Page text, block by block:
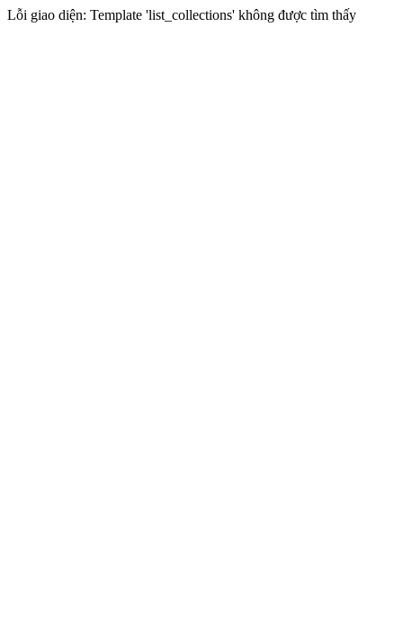
Lỗi giao diện: Template 'list_collections' không được tìm thấy